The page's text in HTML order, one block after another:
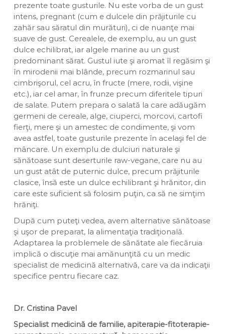
prezente toate gusturile. Nu este vorba de un gust
intens, pregnant (cum e dulcele din prăjiturile cu
zahăr sau săratul din murături), ci de nuanţe mai
suave de gust. Cerealele, de exemplu, au un gust
dulce echilibrat, iar algele marine au un gust
predominant sărat. Gustul iute şi aromat îl regăsim şi
în mirodenii mai blânde, precum rozmarinul sau
cimbrişorul, cel acru, în fructe (mere, rodii, vişine
etc.), iar cel amar, în frunze precum diferitele tipuri
de salate. Putem prepara o salată la care adăugăm
germeni de cereale, alge, ciuperci, morcovi, cartofi
fierţi, mere şi un amestec de condimente, şi vom
avea astfel, toate gusturile prezente în acelaşi fel de
mâncare. Un exemplu de dulciuri naturale şi
sănătoase sunt deserturile raw-vegane, care nu au
un gust atât de puternic dulce, precum prăjiturile
clasice, însă este un dulce echilibrant şi hrănitor, din
care este suficient să folosim puţin, ca să ne simţim
hrăniţi.
După cum puteţi vedea, avem alternative sănătoase
şi uşor de preparat, la alimentaţia tradiţională.
Adaptarea la problemele de sănătate ale fiecăruia
implică o discuţie mai amănunţită cu un medic
specialist de medicină alternativă, care va da indicaţii
specifice pentru fiecare caz.
Dr. Cristina Pavel
Specialist medicină de familie, apiterapie-fitoterapie-